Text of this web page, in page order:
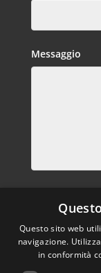
Messaggio
Dichiaro di
privacy e di
per le finalità e
predetta.
Questo sito web
navigazione.
in conformità